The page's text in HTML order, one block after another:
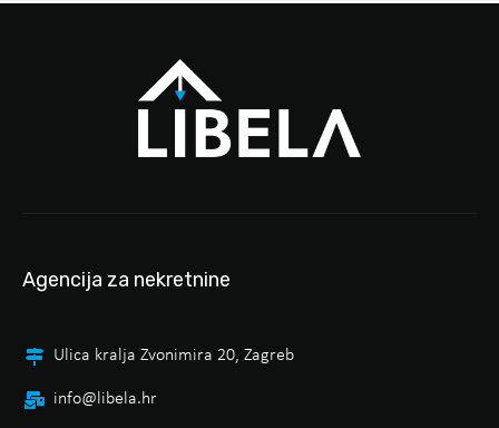
Agencija za nekretnine
Ulica kralja Zvonimira 20, Zagreb
info@libela.hr